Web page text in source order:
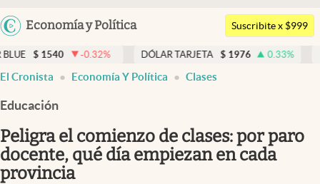
Argentina
Uruguay
Economía y Política
Members
Economía y Política
Finanzas y Mercados
Mercados Online
Negocios
Columnistas
Suscribite x $999
-0.32% DÓLAR TARJETA $ 1976 0.33% DÓLAR MEP
El Cronista Economía Y Política Clases
Educación
Peligra el comienzo de clases: por paro
docente, qué día empiezan en cada
provincia